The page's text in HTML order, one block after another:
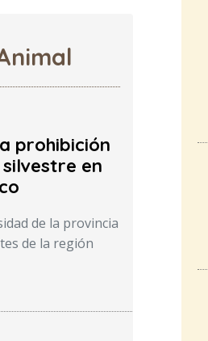
prohibición
en
de la provincia
de la región